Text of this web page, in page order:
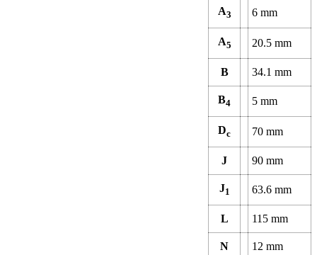
A3 6 mm
A5 20.5 mm
B 34.1 mm
B4 5 mm
Dc 70 mm
J 90 mm
J1 63.6 mm
L 115 mm
N 12 mm